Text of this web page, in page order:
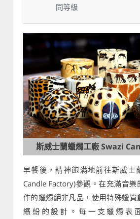
同等級
斯威士蘭蠟燭工廠 Swazi
早餐後，精神飽满地前往斯威士
Candle Factory)參觀。在充滿音
作的蠟燭絕非凡品，使用特殊蠟質
繽紛的設計。每一支蠟燭表